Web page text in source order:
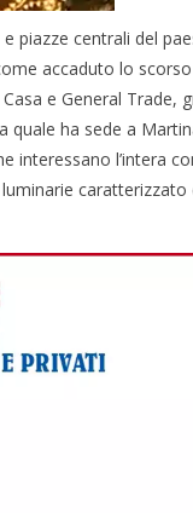
piazze centrali del
accaduto lo
e General Trade,
quale ha sede a
interessano l’intera
caratterizzato